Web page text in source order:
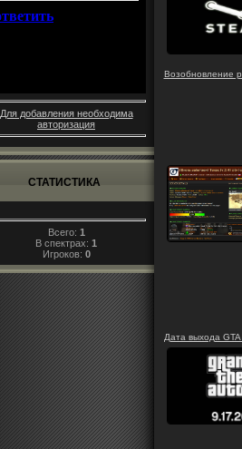
Для добавления необходима
авторизация
СТАТИСТИКА
Всего: 1
В спектрах: 1
Игроков: 0
Возобновление
Дата выхода